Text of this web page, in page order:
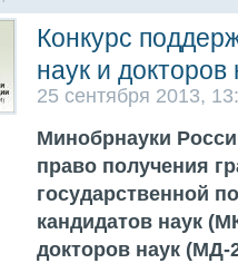
Конкурс
наук и докторов
25 сентября 2013,
Минобрнауки
право получения
государственной
кандидатов наук
докторов наук (МД-